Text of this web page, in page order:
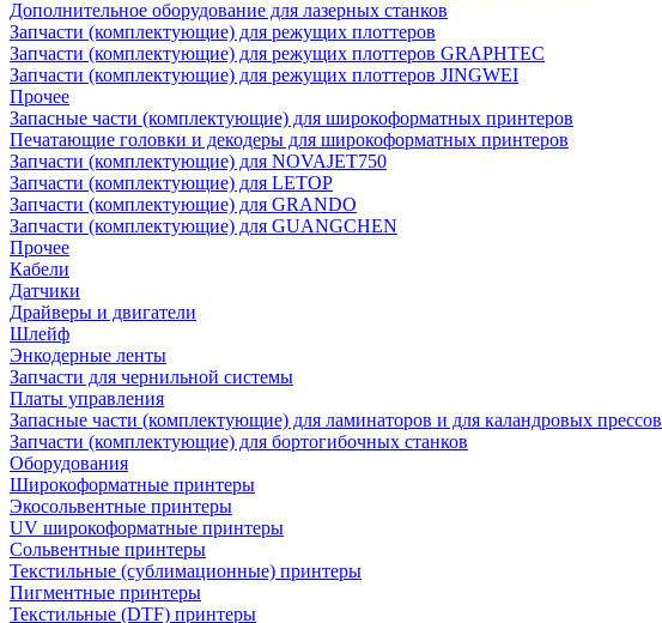
Дополнительное оборудование для лазерных станков
Запчасти (комплектующие) для режущих плоттеров
Запчасти (комплектующие) для режущих плоттеров GRAPHTEC
Запчасти (комплектующие) для режущих плоттеров JINGWEI
Прочее
Запасные части (комплектующие) для широкоформатных принтеров
Печатающие головки и декодеры для широкоформатных принтеров
Запчасти (комплектующие) для NOVAJET750
Запчасти (комплектующие) для LETOP
Запчасти (комплектующие) для GRANDO
Запчасти (комплектующие) для GUANGCHEN
Прочее
Кабели
Датчики
Драйверы и двигатели
Шлейф
Энкодерные ленты
Запчасти для чернильной системы
Платы управления
Запасные части (комплектующие) для ламинаторов и для каландровых прессов
Запчасти (комплектующие) для бортогибочных станков
Оборудования
Широкоформатные принтеры
Экосольвентные принтеры
UV широкоформатные принтеры
Сольвентные принтеры
Текстильные (сублимационные) принтеры
Пигментные принтеры
Текстильные (DTF) принтеры